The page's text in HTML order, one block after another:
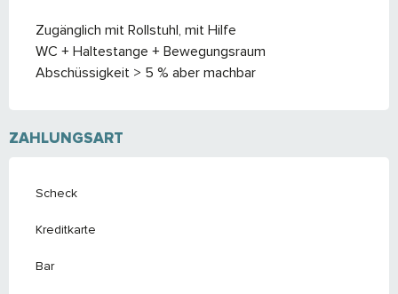
Zugänglich mit Rollstuhl, mit Hilfe
WC + Haltestange + Bewegungsraum
Abschüssigkeit > 5 % aber machbar
ZAHLUNGSART
Scheck
Kreditkarte
Bar